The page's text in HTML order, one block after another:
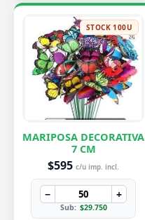
STOCK 100U
MARIPOSA DECORATIVA
7 CM
$595 c/u imp. incl.
− +
Sub: $29.750